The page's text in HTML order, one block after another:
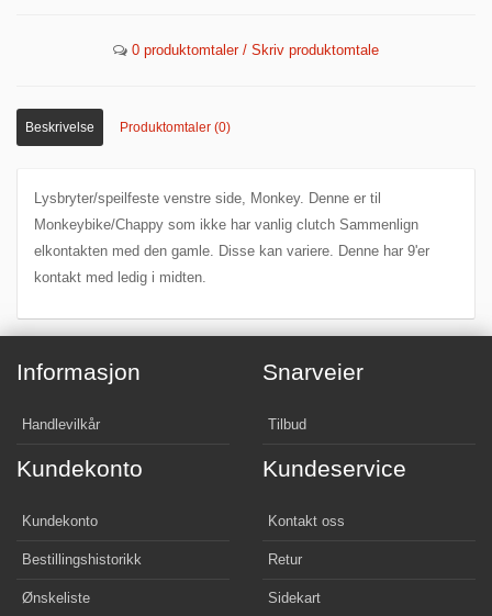
0 produktomtaler / Skriv produktomtale
Beskrivelse Produktomtaler (0)
Lysbryter/speilfeste venstre side, Monkey. Denne er til
Monkeybike/Chappy som ikke har vanlig clutch Sammenlign
elkontakten med den gamle. Disse kan variere. Denne har 9'er
kontakt med ledig i midten.
Informasjon
Handlevilkår
Snarveier
Tilbud
Kundekonto
Kundekonto
Bestillingshistorikk
Ønskeliste
Kundeservice
Kontakt oss
Retur
Sidekart